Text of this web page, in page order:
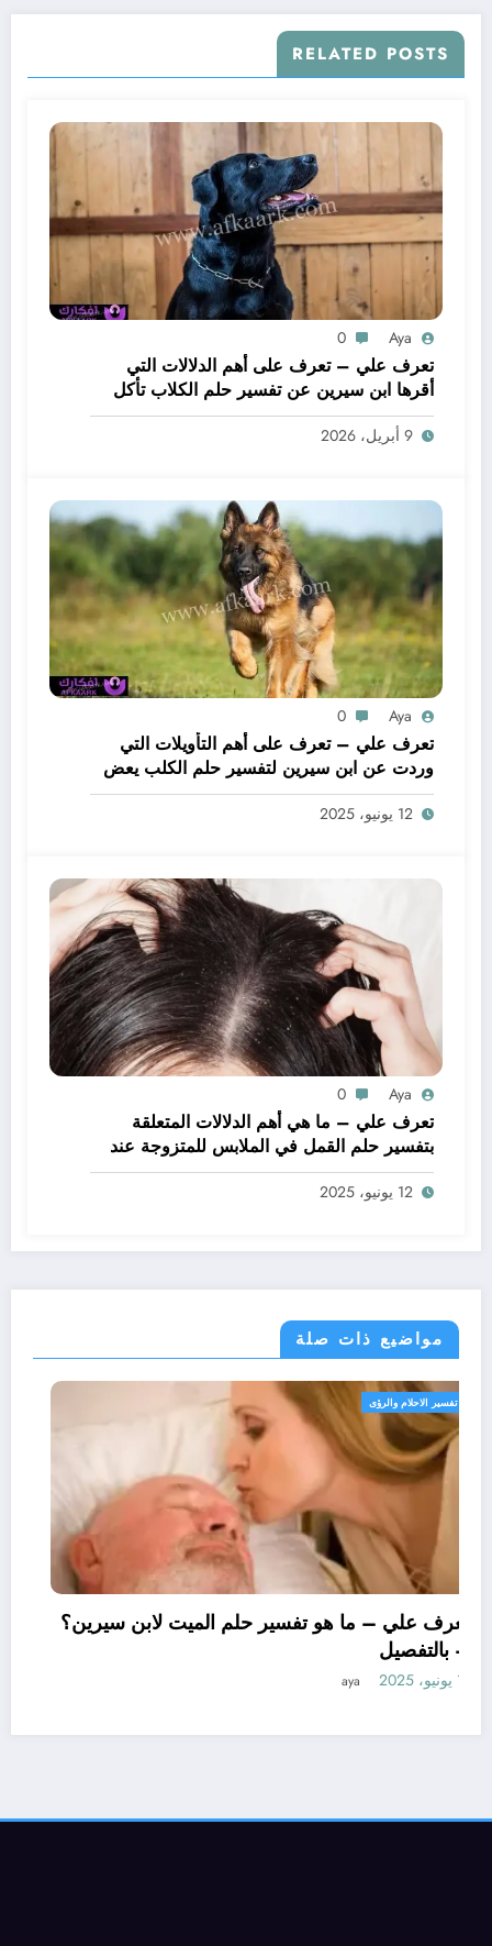
RELATED POSTS
Aya
0
تعرف علي – تعرف على أهم الدلالات التي
أقرها ابن سيرين عن تفسير حلم الكلاب تأكل
لحم – بالتفصيل
9 أبريل، 2026
Aya
0
تعرف علي – تعرف على أهم التأويلات التي
وردت عن ابن سيرين لتفسير حلم الكلب يعض
يدي – بالتفصيل
12 يونيو، 2025
Aya
0
تعرف علي – ما هي أهم الدلالات المتعلقة
بتفسير حلم القمل في الملابس للمتزوجة عند
ابن سيرين؟ – بالتفصيل
12 يونيو، 2025
مواضيع ذات صلة
تفسير الاحلام والرؤى
تعرف علي – ما هو تفسير حلم الميت لابن
– بالتفصيل
11 يونيو، 2025